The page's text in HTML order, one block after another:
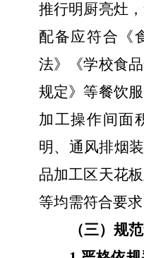
推行明厨亮灶
配备应符合《
法》《学校食
规定》等餐饮
加工操作间面
明、通风排烟
品加工区天花
等均需符合要求
（三）规